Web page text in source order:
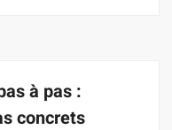
à pas :
concrets